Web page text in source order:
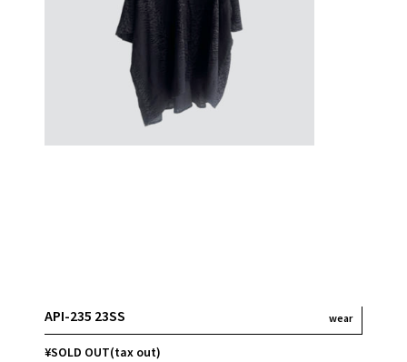
API-235 23SS wear
¥SOLD OUT(tax out)